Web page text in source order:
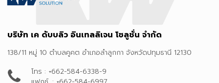
บริษัท เค ดับบลิว อินเทลลิเจน โซลูชั่น จำกัด
138/11 หมู่ 10 ตำบลคูคต อำเภอลำลูกกา จังหวัดปทุมธานี 12130
โทร : +662-584-6338-9